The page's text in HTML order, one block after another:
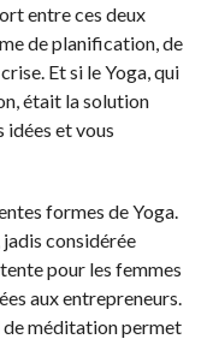
entre ces deux
de planification, de
Et si le Yoga, qui
était la solution
idées et vous
formes de Yoga.
considérée
pour les femmes
aux entrepreneurs.
de méditation permet